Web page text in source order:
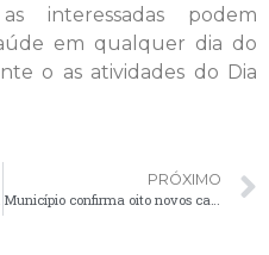
interessadas podem
em qualquer dia do
o as atividades do Dia
PRÓXIMO